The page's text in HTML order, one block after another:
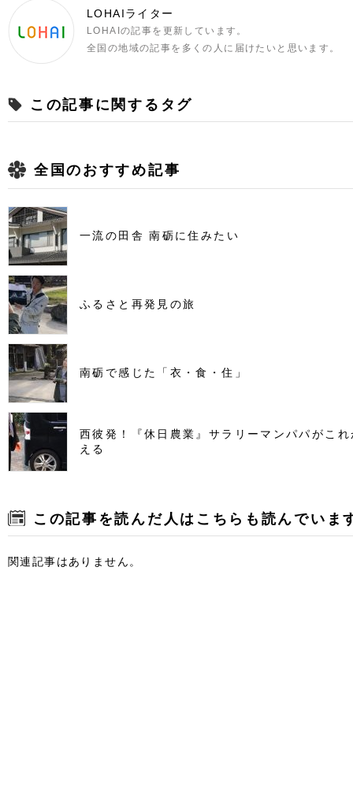
LOHAIライター
LOHAIの記事を更新しています。
全国の地域の記事を多くの人に届けたいと思います。
この記事に関するタグ
全国のおすすめ記事
一流の田舎 南砺に住みたい
ふるさと再発見の旅
南砺で感じた「衣・食・住」
西彼発！『休日農業』サラリーマンパパがこ
える
この記事を読んだ人はこちらも読んでいま
関連記事はありません。